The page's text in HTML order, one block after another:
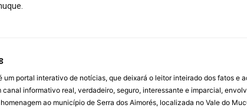
um portal interativo de notícias, que deixará o leitor inteirado dos fatos
canal informativo real, verdadeiro, seguro, interessante e imparcial,
ao município de Serra dos Aimorés, localizada no Vale do